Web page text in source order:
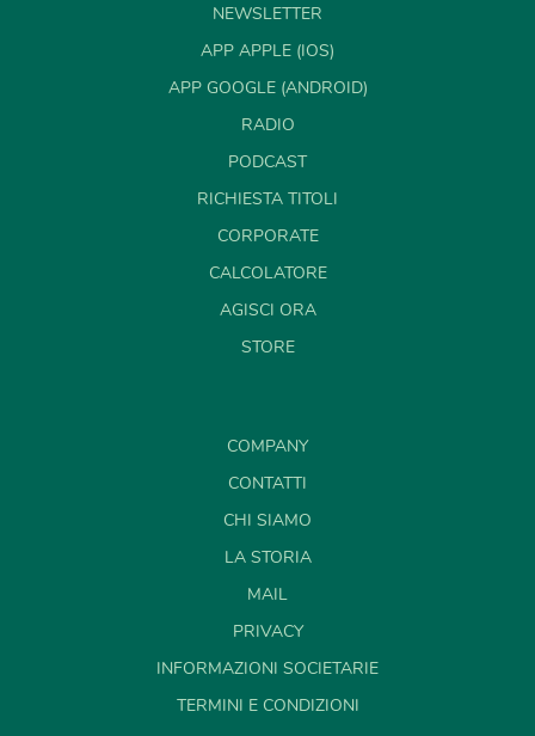
NEWSLETTER
APP APPLE (IOS)
APP GOOGLE (ANDROID)
RADIO
PODCAST
RICHIESTA TITOLI
CORPORATE
CALCOLATORE
AGISCI ORA
STORE
COMPANY
CONTATTI
CHI SIAMO
LA STORIA
MAIL
PRIVACY
INFORMAZIONI SOCIETARIE
TERMINI E CONDIZIONI